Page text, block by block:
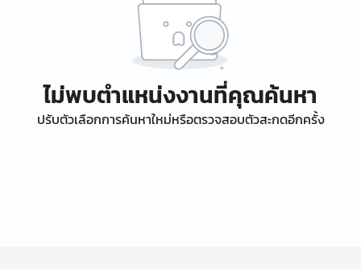
ไม่พบตำแหน่งงานที่คุณค้นหา
ปรับตัวเลือกการค้นหาใหม่หรือตรวจสอบตัวสะกดอีกครั้ง